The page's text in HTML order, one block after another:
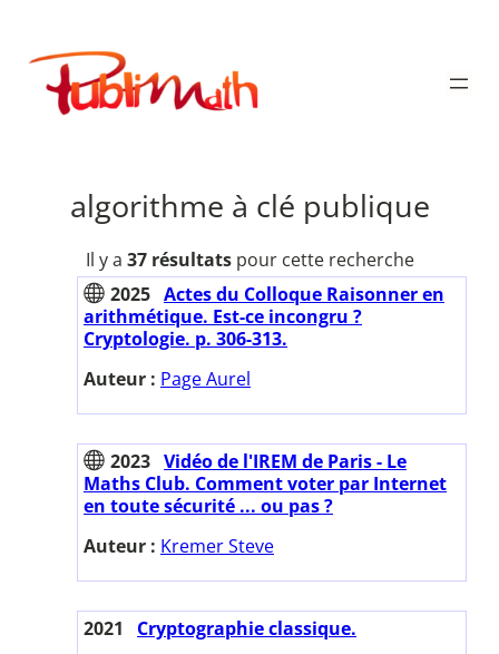
contenu
Publimath
algorithme à clé publique
Il y a 37 résultatspour cette recherche
2025 Actes du Colloque Raisonner en
arithmétique. Est-ce incongru ?
Cryptologie. p. 306-313.
Auteur : Page Aurel
2023 Vidéo de l'IREM de Paris - Le
Maths Club. Comment voter par Internet
en toute sécurité ... ou pas ?
Auteur : Kremer Steve
2021
Cryptographie classique.